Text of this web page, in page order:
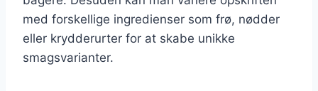
med forskellige ingredienser som frø, nødder
eller krydderurter for at skabe unikke
smagsvarianter.